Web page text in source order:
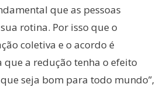
que as pessoas
rotina. Por isso que o
coletiva e o acordo é
a redução tenha o efeito
seja bom para todo mundo”,